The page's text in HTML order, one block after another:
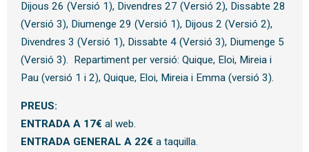
Dijous 26 (Versió 1), Divendres 27 (Versió 2), Dissabte 28
(Versió 3), Diumenge 29 (Versió 1), Dijous 2 (Versió 2),
Divendres 3 (Versió 1), Dissabte 4 (Versió 3), Diumenge 5
(Versió 3). Repartiment per versió: Quique, Eloi, Mireia i
Pau (versió 1 i 2), Quique, Eloi, Mireia i Emma (versió 3).
PREUS:
ENTRADA A 17€ al web.
ENTRADA GENERAL A 22€ a taquilla.